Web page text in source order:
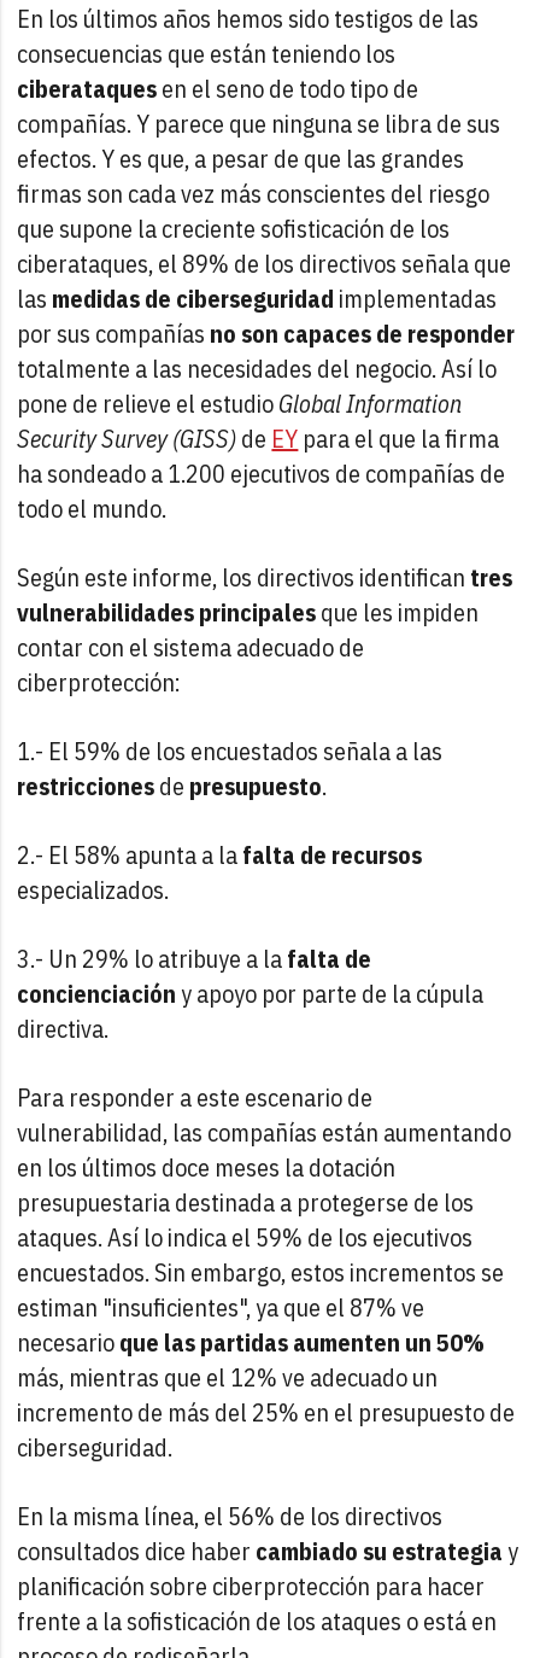
En los últimos años hemos sido testigos de las
consecuencias que están teniendo los
ciberataquesen el seno de todo tipo de
compañías. Y parece que ninguna se libra de sus
efectos. Y es que, a pesar de que las grandes
firmas son cada vez más conscientes del riesgo
que supone la creciente sofisticación de los
ciberataques, el 89% de los directivos señala que
las medidas de ciberseguridad implementadas
por sus compañías no son capaces de responder
totalmente a las necesidades del negocio. Así lo
pone de relieve el estudioGlobal Information
Security Survey (GISS)de EY para el que la firma
ha sondeado a 1.200 ejecutivos de compañías de
todo el mundo.
Según este informe, los directivos identifican tres
vulnerabilidades principalesque les impiden
contar con el sistema adecuado de
ciberprotección:
1.- El 59% de los encuestados señala a las
restriccionesde presupuesto.
2.- El 58% apunta a lafalta de recursos
especializados.
3.- Un 29% lo atribuye a lafalta de
concienciacióny apoyo por parte de la cúpula
directiva.
Para responder a este escenario de
vulnerabilidad, las compañías están aumentando
en los últimos doce meses la dotación
presupuestaria destinada a protegerse de los
ataques. Así lo indica el 59% de los ejecutivos
encuestados. Sin embargo, estos incrementos se
estiman "insuficientes", ya que el 87% ve
necesarioque las partidas aumenten un 50%
más, mientras que el 12% ve adecuado un
incremento de más del 25% en el presupuesto de
ciberseguridad.
En la misma línea, el 56% de los directivos
consultados dice haber cambiado su estrategiay
planificación sobre ciberprotección para hacer
frente a la sofisticación de los ataques o está en